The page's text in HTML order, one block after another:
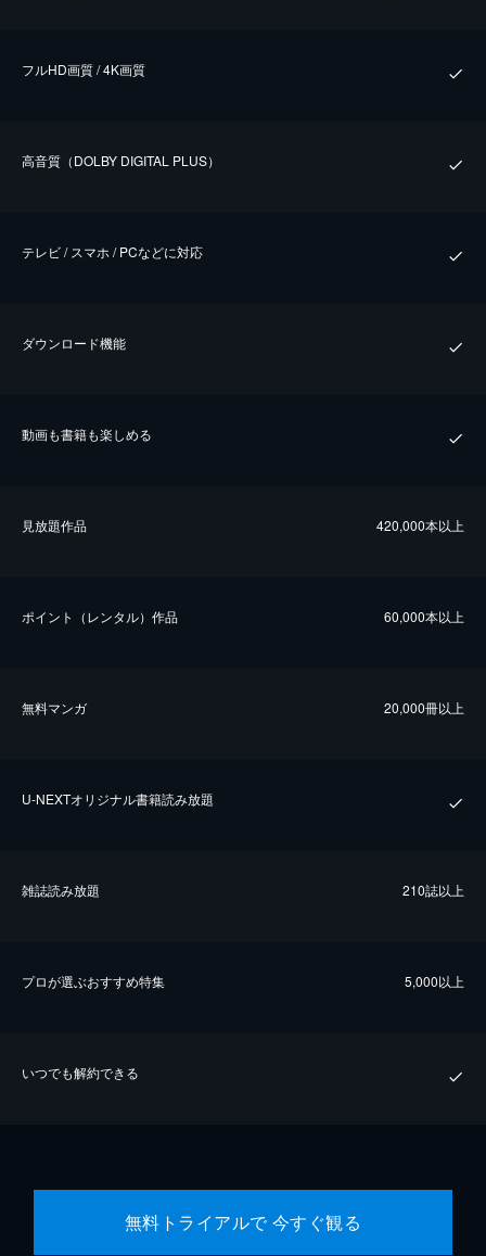
フルHD画質 / 4K画質
⾼⾳質（DOLBY DIGITAL PLUS）
テレビ / スマホ / PCなどに対応
ダウンロード機能
動画も書籍も楽しめる
⾒放題作品 420,000本以上
ポイント（レンタル）作品 60,000本以上
無料マンガ 20,000冊以上
U-NEXTオリジナル書籍読み放題
雑誌読み放題 210誌以上
プロが選ぶおすすめ特集 5,000以上
いつでも解約できる
無料トライアルで 今すぐ観る